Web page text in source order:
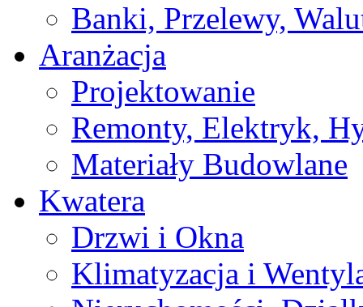
Banki, Przelewy,
Aranżacja
Projektowanie
Remonty, Elektryk,
Materiały Budowlane
Kwatera
Drzwi i Okna
Klimatyzacja i